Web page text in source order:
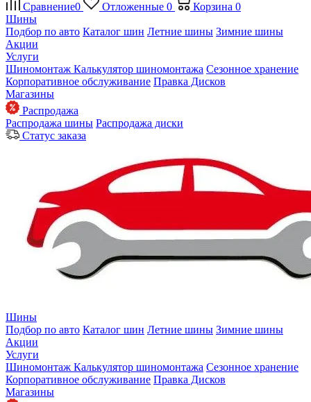
Сравнение0 Отложенные 0 Корзина 0
Шины
Подбор по авто Каталог шин Летние шины Зимние шины
Акции
Услуги
Шиномонтаж Калькулятор шиномонтажа Сезонное хранение
Корпоративное обслуживание Правка Дисков
Магазины
Распродажа
Распродажа шины Распродажа диски
Статус заказа
Шины
Подбор по авто Каталог шин Летние шины Зимние шины
Акции
Услуги
Шиномонтаж Калькулятор шиномонтажа Сезонное хранение
Корпоративное обслуживание Правка Дисков
Магазины